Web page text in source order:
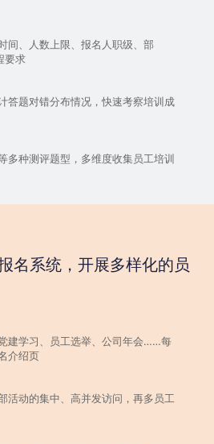
间、人数上限、报名人职级、部
要求
答题对错分布情况，快速考察培训成
多种测评题型，多维度收集员工培训
名系统，开展多样化的员
建学习、员工选举、公司年会……每
介绍页
活动的集中、高并发访问，再多员工